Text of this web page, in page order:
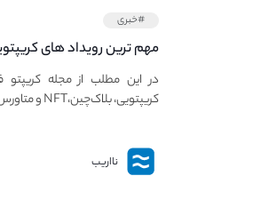
#خبری
کنید – معرفی بهترین رویداد
در این مطلب از مجله کریپتو
کریپتویی، بلاک‌چین،NFT و متاورس را معرفی می‌کنیم.
نااریب